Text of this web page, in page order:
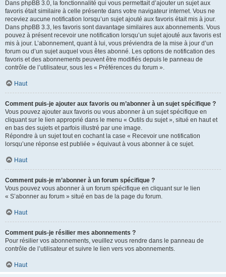
Dans phpBB 3.0, la fonctionnalité qui vous permettait d’ajouter un sujet aux
favoris était similaire à celle présente dans votre navigateur internet. Vous ne
receviez aucune notification lorsqu’un sujet ajouté aux favoris était mis à jour.
Dans phpBB 3.3, les favoris sont davantage similaires aux abonnements. Vous
pouvez à présent recevoir une notification lorsqu’un sujet ajouté aux favoris est
mis à jour. L’abonnement, quant à lui, vous préviendra de la mise à jour d’un
forum ou d’un sujet auquel vous êtes abonné. Les options de notification des
favoris et des abonnements peuvent être modifiés depuis le panneau de
contrôle de l’utilisateur, sous les « Préférences du forum ».
Haut
Comment puis-je ajouter aux favoris ou m’abonner à un sujet spécifique ?
Vous pouvez ajouter aux favoris ou vous abonner à un sujet spécifique en
cliquant sur le lien approprié dans le menu « Outils du sujet », situé en haut et
en bas des sujets et parfois illustré par une image.
Répondre à un sujet tout en cochant la case « Recevoir une notification
lorsqu’une réponse est publiée » équivaut à vous abonner à ce sujet.
Haut
Comment puis-je m’abonner à un forum spécifique ?
Vous pouvez vous abonner à un forum spécifique en cliquant sur le lien
« S’abonner au forum » situé en bas de la page du forum.
Haut
Comment puis-je résilier mes abonnements ?
Pour résilier vos abonnements, veuillez vous rendre dans le panneau de
contrôle de l’utilisateur et suivre le lien vers vos abonnements.
Haut